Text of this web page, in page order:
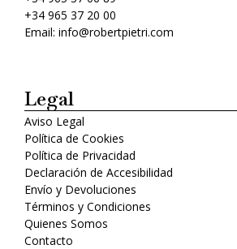
+34 965 37 20 00
Email: info@robertpietri.com
Legal
Aviso Legal
Política de Cookies
Política de Privacidad
Declaración de Accesibilidad
Envío y Devoluciones
Términos y Condiciones
Quienes Somos
Contacto